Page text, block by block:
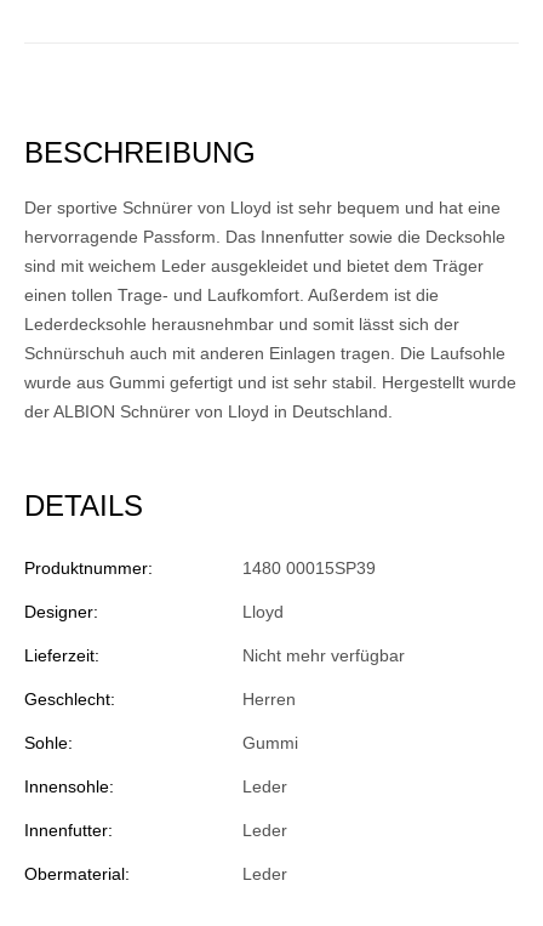
BESCHREIBUNG
Der sportive Schnürer von Lloyd ist sehr bequem und hat eine
hervorragende Passform. Das Innenfutter sowie die Decksohle
sind mit weichem Leder ausgekleidet und bietet dem Träger
einen tollen Trage- und Laufkomfort. Außerdem ist die
Lederdecksohle herausnehmbar und somit lässt sich der
Schnürschuh auch mit anderen Einlagen tragen. Die Laufsohle
wurde aus Gummi gefertigt und ist sehr stabil. Hergestellt wurde
der ALBION Schnürer von Lloyd in Deutschland.
DETAILS
Produktnummer: 1480 00015SP39
Designer: Lloyd
Lieferzeit: Nicht mehr verfügbar
Geschlecht: Herren
Sohle: Gummi
Innensohle: Leder
Innenfutter: Leder
Obermaterial: Leder